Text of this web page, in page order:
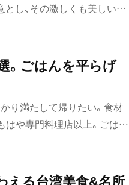
し、その激しくも美しい闘
プライベートでは、無類の
ゃん 奥中目』をご紹介！
。ごはんを平らげ
り満たして帰りたい。食材
はや専門料理店以上。ごはん
える台湾美食&名所